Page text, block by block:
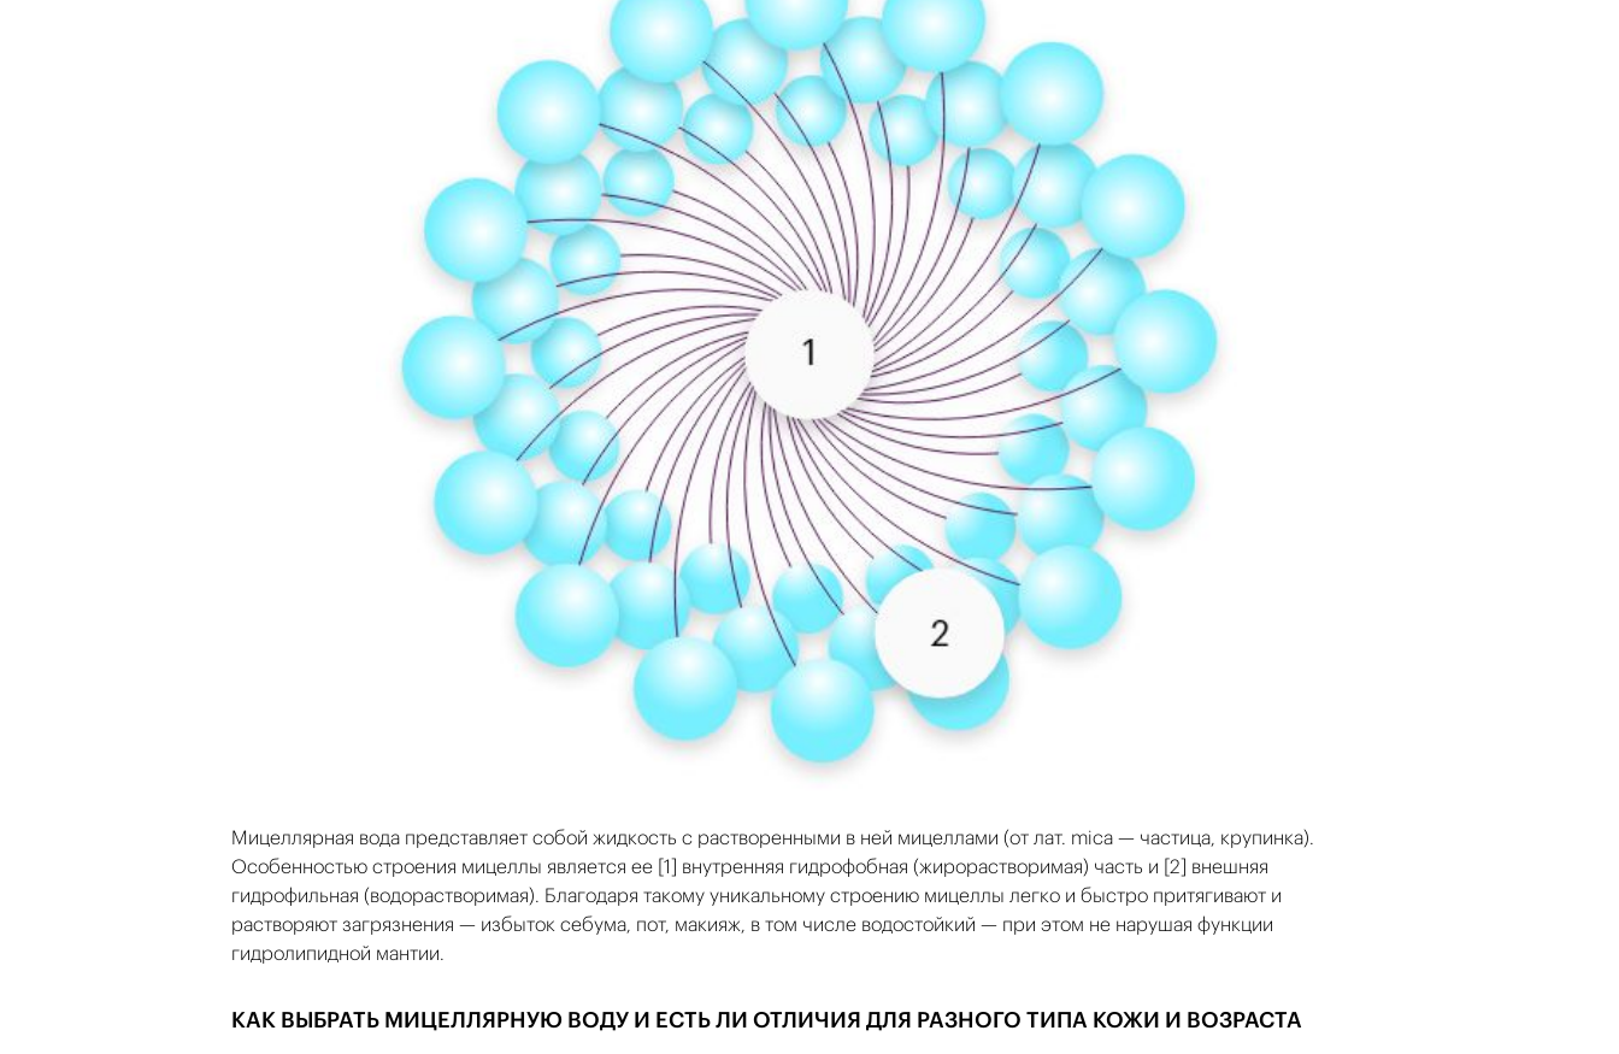
Мицеллярная вода представляет собой жидкость с растворенными в ней мицеллами (от лат. mica — частица, крупинка).
Особенностью строения мицеллы является ее [1] внутренняя гидрофобная (жирорастворимая) часть и [2] внешняя
гидрофильная (водорастворимая). Благодаря такому уникальному строению мицеллы легко и быстро притягивают и
растворяют загрязнения — избыток себума, пот, макияж, в том числе водостойкий — при этом не нарушая функции
гидролипидной мантии.
КАК ВЫБРАТЬ МИЦЕЛЛЯРНУЮ ВОДУ И ЕСТЬ ЛИ ОТЛИЧИЯ ДЛЯ РАЗНОГО ТИПА КОЖИ И ВОЗРАСТА